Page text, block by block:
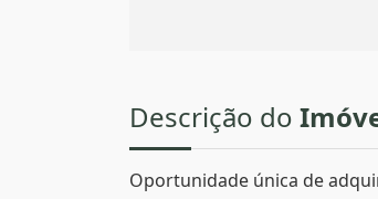
Descrição do
Oportunidade única de